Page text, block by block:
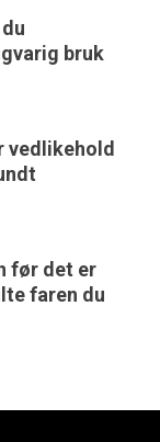
bruk
vedlikehold
før det er
faren du